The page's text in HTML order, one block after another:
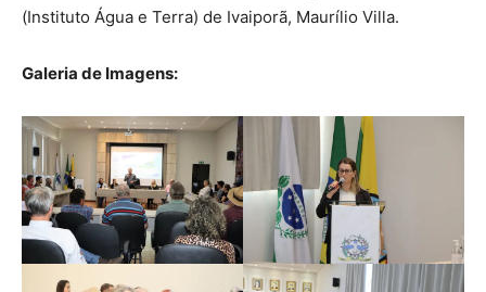
(Instituto Água e Terra) de Ivaiporã, Maurílio Villa.
Galeria de Imagens: